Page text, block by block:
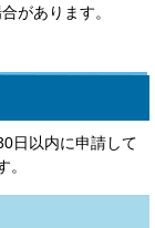
があります。
日以内に申請して
。